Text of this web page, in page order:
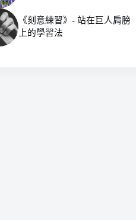
《刻意練習》- 站在巨人肩膀
上的學習法